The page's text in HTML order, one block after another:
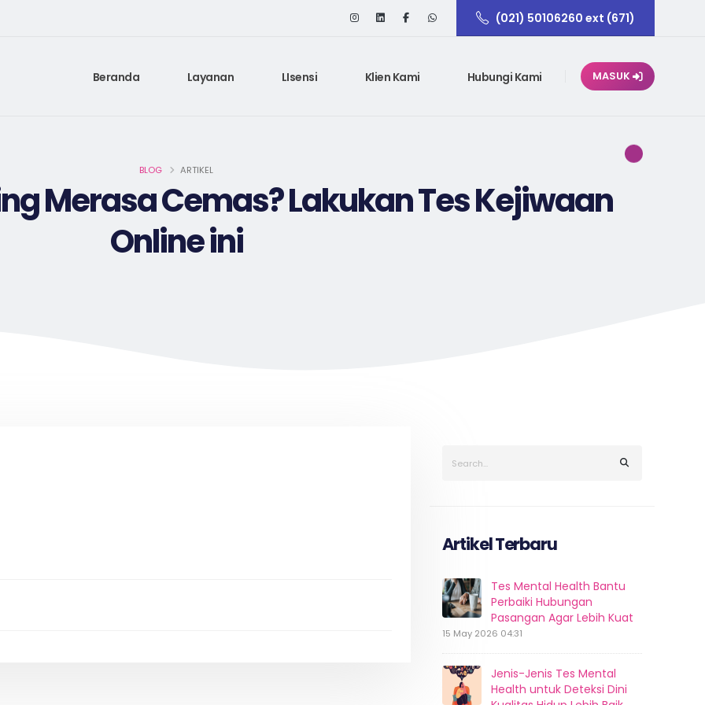
(021) 50106260 ext (671)
Beranda Layanan LIsensi Klien Kami Hubungi Kami MASUK
BLOG ARTIKEL
Merasa Cemas? Lakukan Tes Kejiwaan
Online ini
Artikel Terbaru
Tes Mental Health Bantu
Perbaiki Hubungan
Pasangan Agar Lebih Kuat
15 May 2026 04:31
Jenis-Jenis Tes Mental
Health untuk Deteksi Dini